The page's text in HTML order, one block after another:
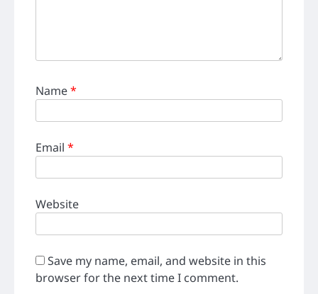
Name*
Email *
Website
Save my name, email, and website in this
browser for the next time I comment.